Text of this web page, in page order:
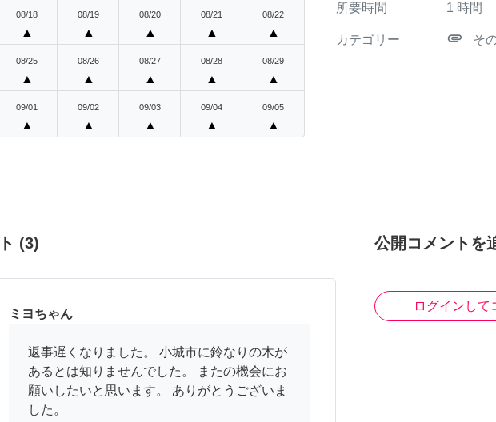
08/18
▲
08/19
▲
08/20
▲
08/21
▲
08/22
▲
08/25
▲
08/26
▲
08/27
▲
08/28
▲
08/29
▲
09/01
▲
09/02
▲
09/03
▲
09/04
▲
09/05
▲
所要時間 1 時間
カテゴリー attachment そ
(3)
ミヨちゃん
返事遅くなりました。 小城市に鈴なりの木が
あるとは知りませんでした。 またの機会にお
願いしたいと思います。 ありがとうございま
した。
公開コメントを
ログインして